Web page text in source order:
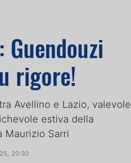
rigore!
Avellino e Lazio, valevole
estiva della
Maurizio Sarri
20:30